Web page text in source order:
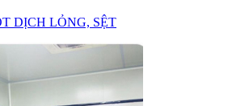
DỊCH LỎNG, SỆT